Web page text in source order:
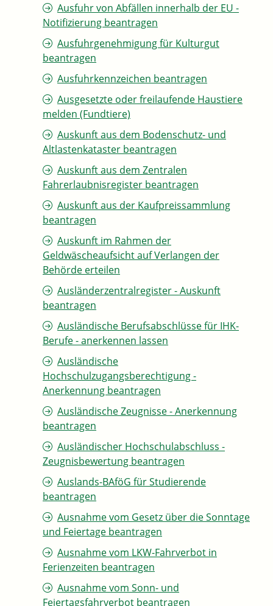
Ausfuhr von Abfällen innerhalb der EU -
Notifizierung beantragen
Ausfuhrgenehmigung für Kulturgut
beantragen
Ausfuhrkennzeichen beantragen
Ausgesetzte oder freilaufende Haustiere
melden (Fundtiere)
Auskunft aus dem Bodenschutz- und
Altlastenkataster beantragen
Auskunft aus dem Zentralen
Fahrerlaubnisregister beantragen
Auskunft aus der Kaufpreissammlung
beantragen
Auskunft im Rahmen der
Geldwäscheaufsicht auf Verlangen der
Behörde erteilen
Ausländerzentralregister - Auskunft
beantragen
Ausländische Berufsabschlüsse für IHK-
Berufe - anerkennen lassen
Ausländische
Hochschulzugangsberechtigung -
Anerkennung beantragen
Ausländische Zeugnisse - Anerkennung
beantragen
Ausländischer Hochschulabschluss -
Zeugnisbewertung beantragen
Auslands-BAföG für Studierende
beantragen
Ausnahme vom Gesetz über die Sonntage
und Feiertage beantragen
Ausnahme vom LKW-Fahrverbot in
Ferienzeiten beantragen
Ausnahme vom Sonn- und
Feiertagsfahrverbot beantragen